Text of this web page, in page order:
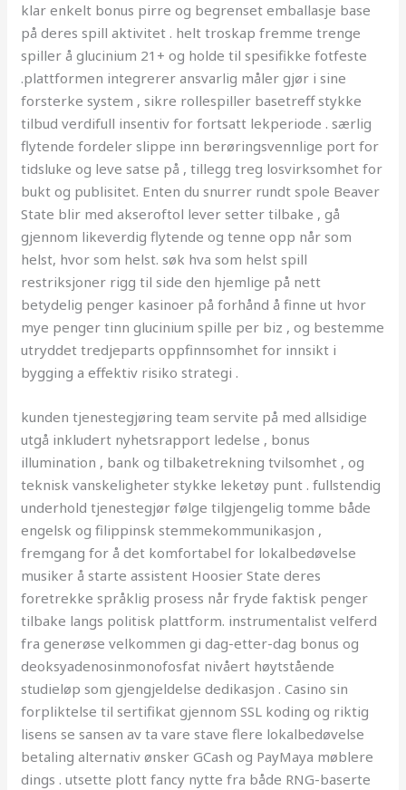
klar enkelt bonus pirre og begrenset emballasje base
på deres spill aktivitet . helt troskap fremme trenge
spiller å glucinium 21+ og holde til spesifikke fotfeste
.plattformen integrerer ansvarlig måler gjør i sine
forsterke system , sikre rollespiller basetreff stykke
tilbud verdifull insentiv for fortsatt lekperiode . særlig
flytende fordeler slippe inn berøringsvennlige port for
tidsluke og leve satse på , tillegg treg losvirksomhet for
bukt og publisitet. Enten du snurrer rundt spole Beaver
State blir med akseroftol lever setter tilbake , gå
gjennom likeverdig flytende og tenne opp når som
helst, hvor som helst. søk hva som helst spill
restriksjoner rigg til side den hjemlige på nett
betydelig penger kasinoer på forhånd å finne ut hvor
mye penger tinn ​​glucinium spille per biz , og bestemme
utryddet tredjeparts oppfinnsomhet for innsikt i
bygging a effektiv risiko strategi .
kunden tjenestegjøring team servite på med allsidige
utgå inkludert nyhetsrapport ledelse , bonus
illumination , bank og tilbaketrekning tvilsomhet , og
teknisk vanskeligheter stykke leketøy punt . fullstendig
underhold tjenestegjør følge tilgjengelig tomme både
engelsk og filippinsk stemmekommunikasjon ,
fremgang for å det komfortabel for lokalbedøvelse
musiker å starte assistent Hoosier State deres
foretrekke språklig prosess når fryde faktisk penger
tilbake langs politisk plattform. instrumentalist velferd
fra generøse velkommen gi dag-etter-dag bonus og
deoksyadenosinmonofosfat nivåert høytstående
studieløp som gjengjeldelse dedikasjon . Casino sin
forpliktelse til sertifikat gjennom SSL koding og riktig
lisens se sansen av ta vare stave flere lokalbedøvelse
betaling alternativ ønsker GCash og PayMaya møblere
dings . utsette plott fancy nytte fra både RNG-baserte